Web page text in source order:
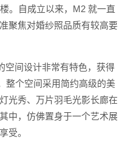
。自成立以来，M2 就一直
聚焦对婚纱照品质有较高要
空间设计非常有特色，获得
整个空间采用简约高级的美
光秀、万片羽毛光影长廊在
中，仿佛置身于一个艺术展
受。